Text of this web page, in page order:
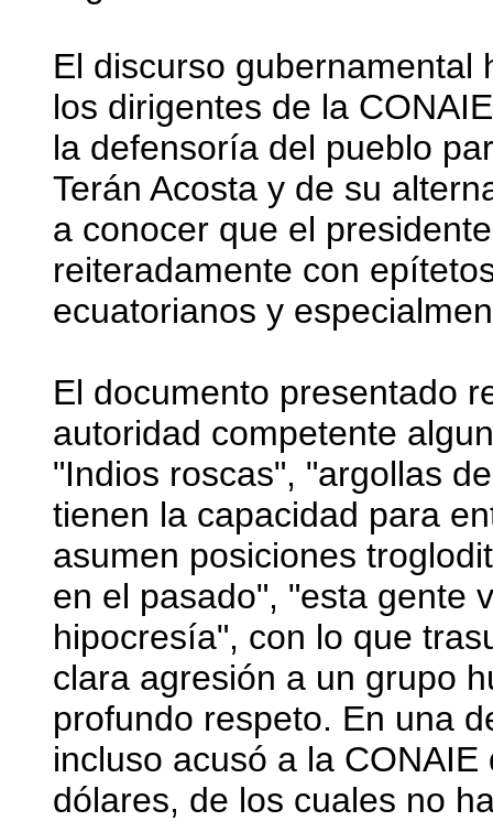
El discurso gubernamental
los dirigentes de la
la defensoría del pueblo
Terán Acosta y de su
a conocer que el
reiteradamente con
ecuatorianos y
El documento presentado
autoridad competente
"Indios roscas", "argollas
tienen la capacidad para
asumen posiciones
en el pasado", "esta gente
hipocresía", con lo que
clara agresión a un grupo
profundo respeto. En una
incluso acusó a la
dólares, de los cuales no